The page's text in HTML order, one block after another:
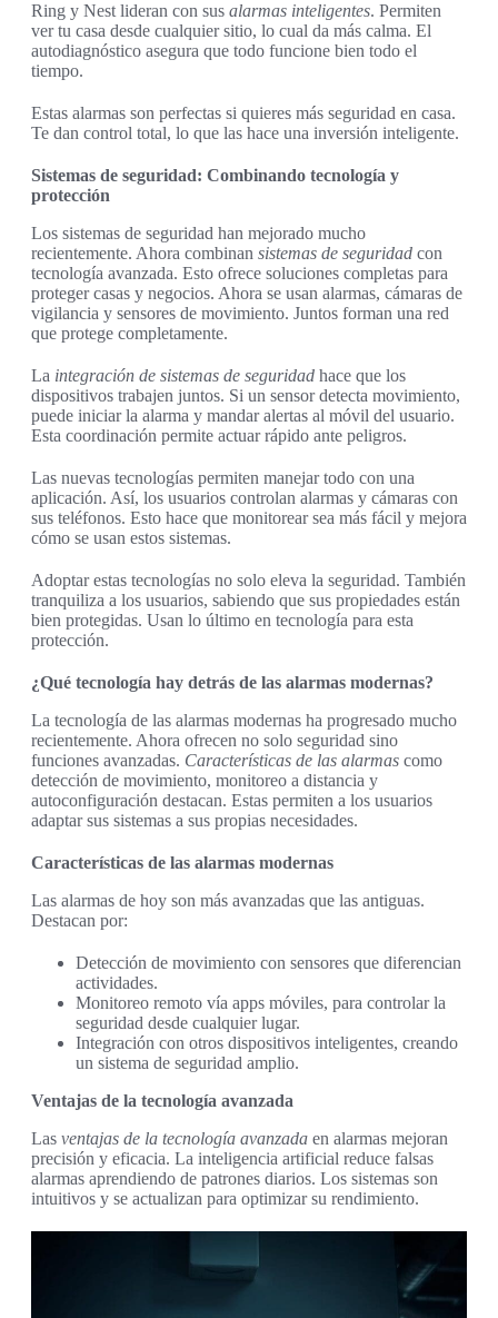
Ring y Nest lideran con sus alarmas inteligentes. Permiten
ver tu casa desde cualquier sitio, lo cual da más calma. El
autodiagnóstico asegura que todo funcione bien todo el
tiempo.
Estas alarmas son perfectas si quieres más seguridad en casa.
Te dan control total, lo que las hace una inversión inteligente.
Sistemas de seguridad: Combinando tecnología y
protección
Los sistemas de seguridad han mejorado mucho
recientemente. Ahora combinan sistemas de seguridad con
tecnología avanzada. Esto ofrece soluciones completas para
proteger casas y negocios. Ahora se usan alarmas, cámaras de
vigilancia y sensores de movimiento. Juntos forman una red
que protege completamente.
La integración de sistemas de seguridad hace que los
dispositivos trabajen juntos. Si un sensor detecta movimiento,
puede iniciar la alarma y mandar alertas al móvil del usuario.
Esta coordinación permite actuar rápido ante peligros.
Las nuevas tecnologías permiten manejar todo con una
aplicación. Así, los usuarios controlan alarmas y cámaras con
sus teléfonos. Esto hace que monitorear sea más fácil y mejora
cómo se usan estos sistemas.
Adoptar estas tecnologías no solo eleva la seguridad. También
tranquiliza a los usuarios, sabiendo que sus propiedades están
bien protegidas. Usan lo último en tecnología para esta
protección.
¿Qué tecnología hay detrás de las alarmas modernas?
La tecnología de las alarmas modernas ha progresado mucho
recientemente. Ahora ofrecen no solo seguridad sino
funciones avanzadas. Características de las alarmas como
detección de movimiento, monitoreo a distancia y
autoconfiguración destacan. Estas permiten a los usuarios
adaptar sus sistemas a sus propias necesidades.
Características de las alarmas modernas
Las alarmas de hoy son más avanzadas que las antiguas.
Destacan por:
Detección de movimiento con sensores que diferencian
actividades.
Monitoreo remoto vía apps móviles, para controlar la
seguridad desde cualquier lugar.
Integración con otros dispositivos inteligentes, creando
un sistema de seguridad amplio.
Ventajas de la tecnología avanzada
Las ventajas de la tecnología avanzada en alarmas mejoran
precisión y eficacia. La inteligencia artificial reduce falsas
alarmas aprendiendo de patrones diarios. Los sistemas son
intuitivos y se actualizan para optimizar su rendimiento.